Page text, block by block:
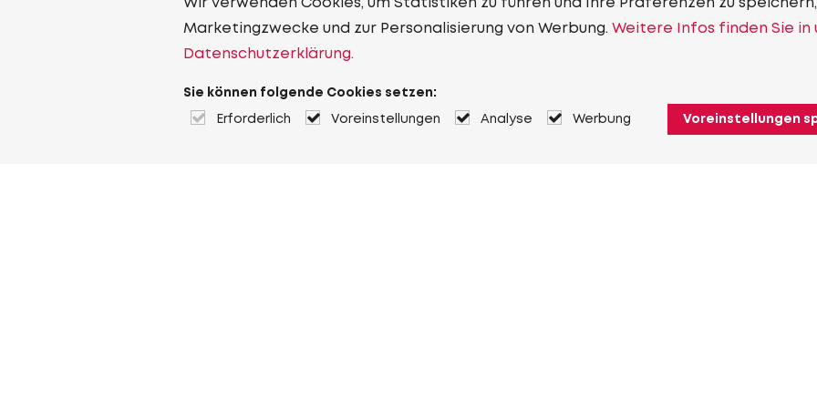
Wir verwenden Cookies, um Statistiken zu führen und Ihre Präferenzen zu
Marketingzwecke und zur Personalisierung von Werbung. Weitere Infos finden Sie in
Datenschutzerklärung.
Sie können folgende Cookies setzen:
Erforderlich Voreinstellungen Analyse Werbung Voreinstellungen